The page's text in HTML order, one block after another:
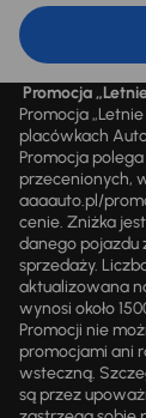
Promocja
Promocja
placówkach
Promocja
przecenionych,
aaaauto.pl/
cenie. Zniżka
danego pojazdu
sprzedaży.
aktualizowana
wynosi około
Promocji nie
promocjami ani
wsteczną.
są przez